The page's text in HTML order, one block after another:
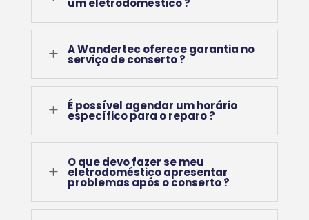
L A Wandertec oferece garantia no
serviço de conserto ?
L É possível agendar um horário
específico para o reparo ?
L
O que devo fazer se meu
eletrodoméstico apresentar
problemas após o conserto ?